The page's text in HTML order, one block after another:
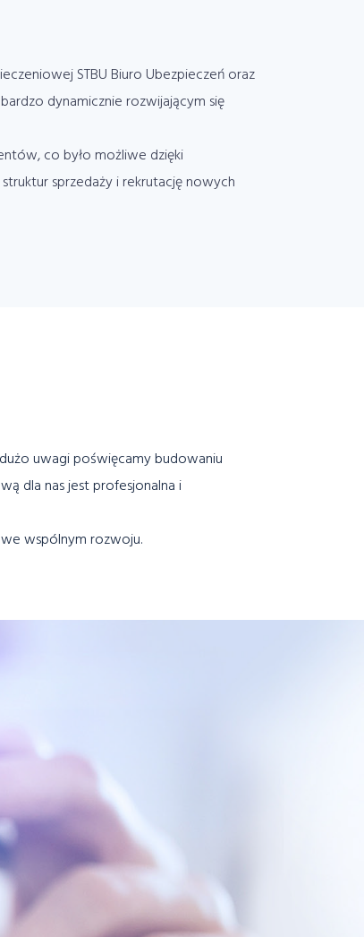
STBU Biuro Ubezpieczeń oraz
dynamicznie rozwijającym się
co było możliwe dzięki
sprzedaży i rekrutację nowych
uwagi poświęcamy budowaniu
dla nas jest profesjonalna i
wspólnym rozwoju.